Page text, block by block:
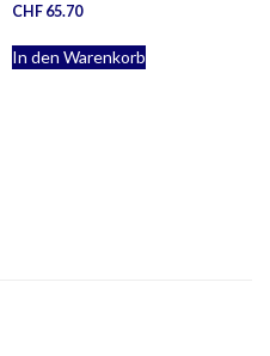
CHF 65.70
In den Warenkorb